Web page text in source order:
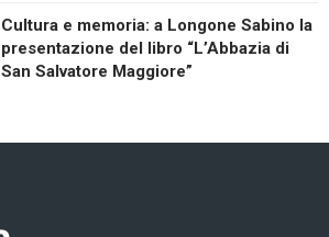
Cultura e memoria: a Longone Sabino la
presentazione del libro “L’Abbazia di
San Salvatore Maggiore”